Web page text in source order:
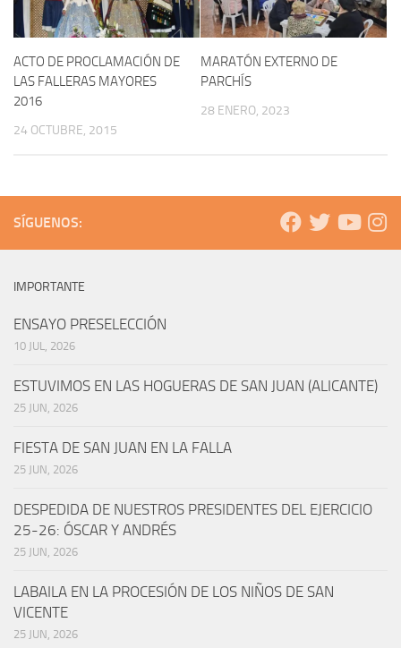
ACTO DE PROCLAMACIÓN DE
LAS FALLERAS MAYORES
2016
24 OCTUBRE, 2015
MARATÓN EXTERNO DE
PARCHÍS
28 ENERO, 2023
SÍGUENOS:
IMPORTANTE
ENSAYO PRESELECCIÓN
10 JUL, 2026
ESTUVIMOS EN LAS HOGUERAS DE SAN JUAN (ALICANTE)
25 JUN, 2026
FIESTA DE SAN JUAN EN LA FALLA
25 JUN, 2026
DESPEDIDA DE NUESTROS PRESIDENTES DEL EJERCICIO
25-26: ÓSCAR Y ANDRÉS
25 JUN, 2026
LABAILA EN LA PROCESIÓN DE LOS NIÑOS DE SAN
VICENTE
25 JUN, 2026